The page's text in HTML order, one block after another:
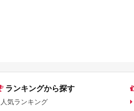
ランキングから探す
人気ランキング